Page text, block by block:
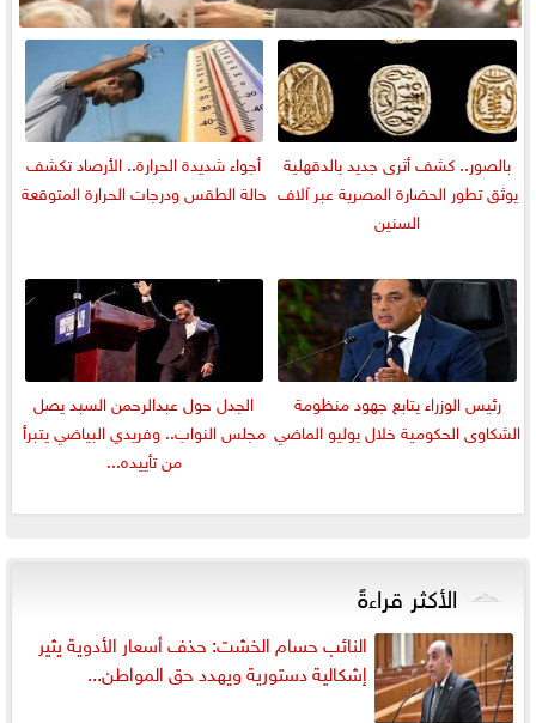
بالصور.. كشف أثرى جديد بالدقهلية
يوثق تطور الحضارة المصرية عبر آلاف
السنين
أجواء شديدة الحرارة.. الأرصاد تكشف
حالة الطقس ودرجات الحرارة المتوقعة
رئيس الوزراء يتابع جهود منظومة
الشكاوى الحكومية خلال يوليو الماضي
الجدل حول عبدالرحمن السبد يصل
مجلس النواب.. وفريدي البياضي يتبرأ
من تأييده...
الأكثر قراءةً
النائب حسام الخشت: حذف أسعار الأدوية يثير
إشكالية دستورية ويهدد حق المواطن...